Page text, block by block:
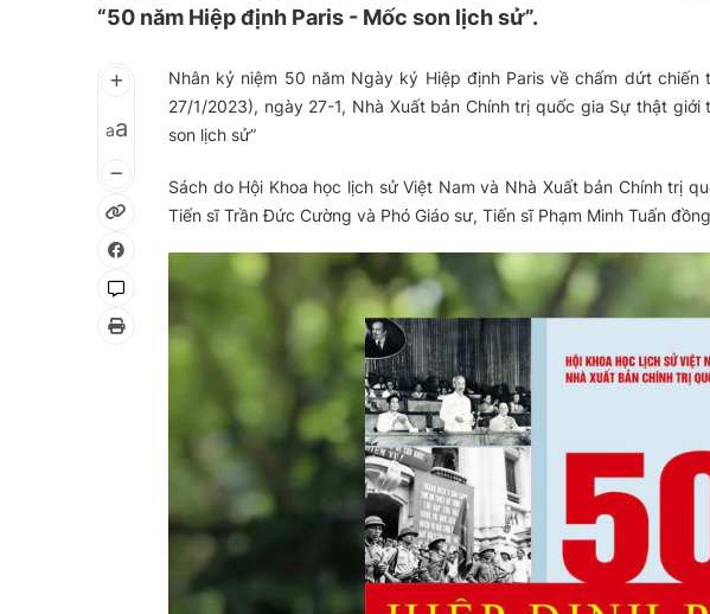
“50 năm Hiệp định Paris - Mốc son lịch sử”.
aa
Nhân kỷ niệm 50 năm Ngày ký Hiệp định Paris về chấm dứt
27/1/2023), ngày 27-1, Nhà Xuất bản Chính trị quốc gia Sự thật giới
son lịch sử”
Sách do Hội Khoa học lịch sử Việt Nam và Nhà Xuất bản Chính trị
Tiến sĩ Trần Đức Cường và Phó Giáo sư, Tiến sĩ Phạm Minh Tuấn